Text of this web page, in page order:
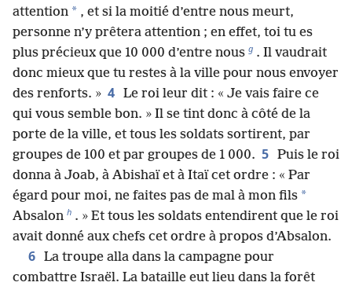
attention * , et si la moitié d’entre nous meurt,
personne n’y prêtera attention ; en effet, toi tu es
plus précieux que 10 000 d’entre nous g . Il vaudrait
donc mieux que tu restes à la ville pour nous envoyer
des renforts. » 4 Le roi leur dit : « Je vais faire ce
qui vous semble bon. » Il se tint donc à côté de la
porte de la ville, et tous les soldats sortirent, par
groupes de 100 et par groupes de 1 000. 5 Puis le roi
donna à Joab, à Abishaï et à Itaï cet ordre : « Par
égard pour moi, ne faites pas de mal à mon fils *
Absalon h . » Et tous les soldats entendirent que le roi
avait donné aux chefs cet ordre à propos d’Absalon.
6 La troupe alla dans la campagne pour
combattre Israël. La bataille eut lieu dans la forêt